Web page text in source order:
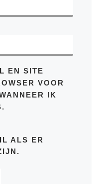
EN SITE
VOOR
IK
ALS ER